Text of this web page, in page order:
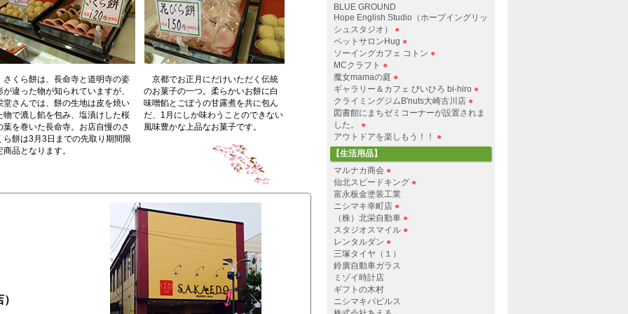
BLUE GROUND
Hope English Studio（ホープイングリッ
シュスタジオ）
●
ペットサロンHug ●
ソーイングカフェ コトン ●
MCクラフト ●
魔女mamaの庭 ●
ギャラリー＆カフェ びいひろ bi-hiro ●
クライミングジムB'nuts大崎古川店 ●
図書館にまちゼミコーナーが設置されま
した。
●
アウトドアを楽しもう！！
●
【生活用品】
マルナカ商会 ●
仙北スピードキング ●
富永板金塗装工業
ニシマキ幸町店 ●
（株）北栄自動車 ●
スタジオスマイル ●
レンタルダン ●
三塚タイヤ（１）
鈴廣自動車ガラス
ミゾイ時計店
ギフトの木村
ニシマキパピルス